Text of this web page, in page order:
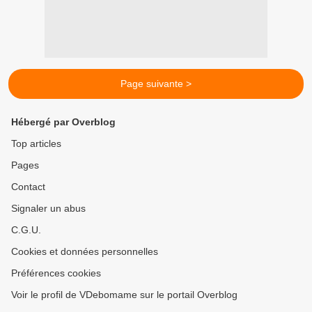
Page suivante >
Hébergé par Overblog
Top articles
Pages
Contact
Signaler un abus
C.G.U.
Cookies et données personnelles
Préférences cookies
Voir le profil de VDebomame sur le portail Overblog